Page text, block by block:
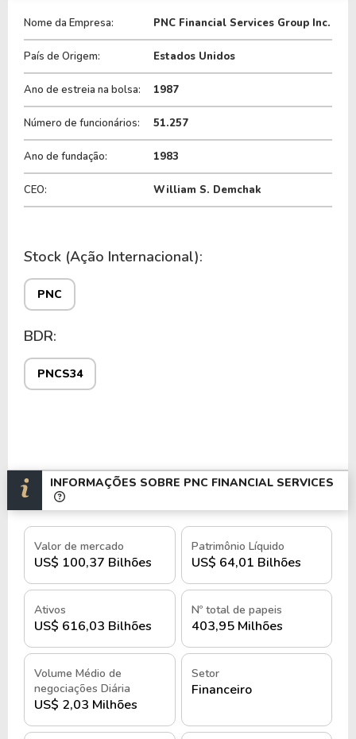
A empresa é negociada no Brasil através do BDR
PNCS34, ou pode ser adquirida no exterior através
do tickerPNC
Nome da Empresa: PNC Financial Services Group Inc.
País de Origem: Estados Unidos
Ano de estreia na bolsa: 1987
Número de funcionários: 51.257
Ano de fundação: 1983
CEO: William S. Demchak
Stock (Ação Internacional):
PNC
BDR:
PNCS34
INFORMAÇÕES SOBRE PNC FINANCIAL SERVICES
Valor de mercado
US$ 100,37 Bilhões
Patrimônio Líquido
US$ 64,01 Bilhões
Ativos
US$ 616,03 Bilhões
Nº total de papeis
403,95 Milhões
Volume Médio de
negociações Diária
US$ 2,03 Milhões
Setor
Financeiro